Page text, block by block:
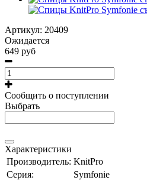
Артикул: 20409
Ожидается
649 руб
Сообщить о поступлении
Выбрать
Характеристики
Производитель: KnitPro
Серия:
Symfonie